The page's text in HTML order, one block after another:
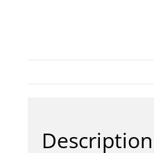
Description